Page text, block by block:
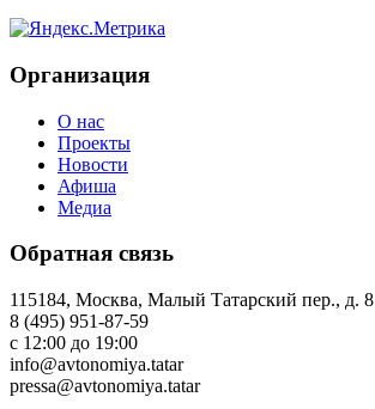
Организация
О нас
Проекты
Новости
Афиша
Медиа
Обратная связь
115184, Москва, Малый Татарский пер., д. 8
8 (495) 951-87-59
с 12:00 до 19:00
info@avtonomiya.tatar
pressa@avtonomiya.tatar